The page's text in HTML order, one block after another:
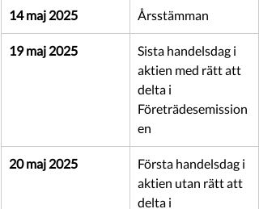
14 maj 2025 Årsstämman
19 maj 2025
Sista handelsdag i
aktien med rätt att
delta i
Företrädesemission
en
20 maj 2025
Första handelsdag i
aktien utan rätt att
delta i